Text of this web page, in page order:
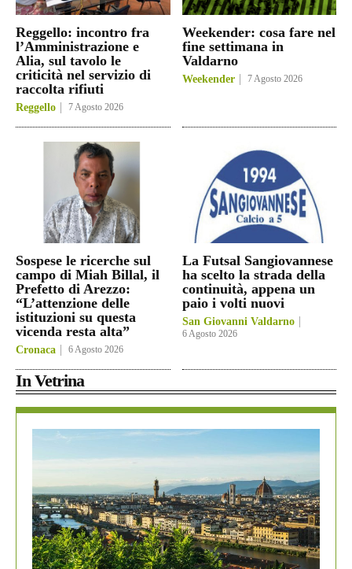
Reggello: incontro fra
l’Amministrazione e
Alia, sul tavolo le
criticità nel servizio di
raccolta rifiuti
Reggello 7 Agosto 2026
Weekender: cosa fare nel
fine settimana in
Valdarno
Weekender 7 Agosto 2026
Sospese le ricerche sul
campo di Miah Billal, il
Prefetto di Arezzo:
“L’attenzione delle
istituzioni su questa
vicenda resta alta”
Cronaca 6 Agosto 2026
La Futsal Sangiovannese
ha scelto la strada della
continuità, appena un
paio i volti nuovi
San Giovanni Valdarno
6 Agosto 2026
In Vetrina